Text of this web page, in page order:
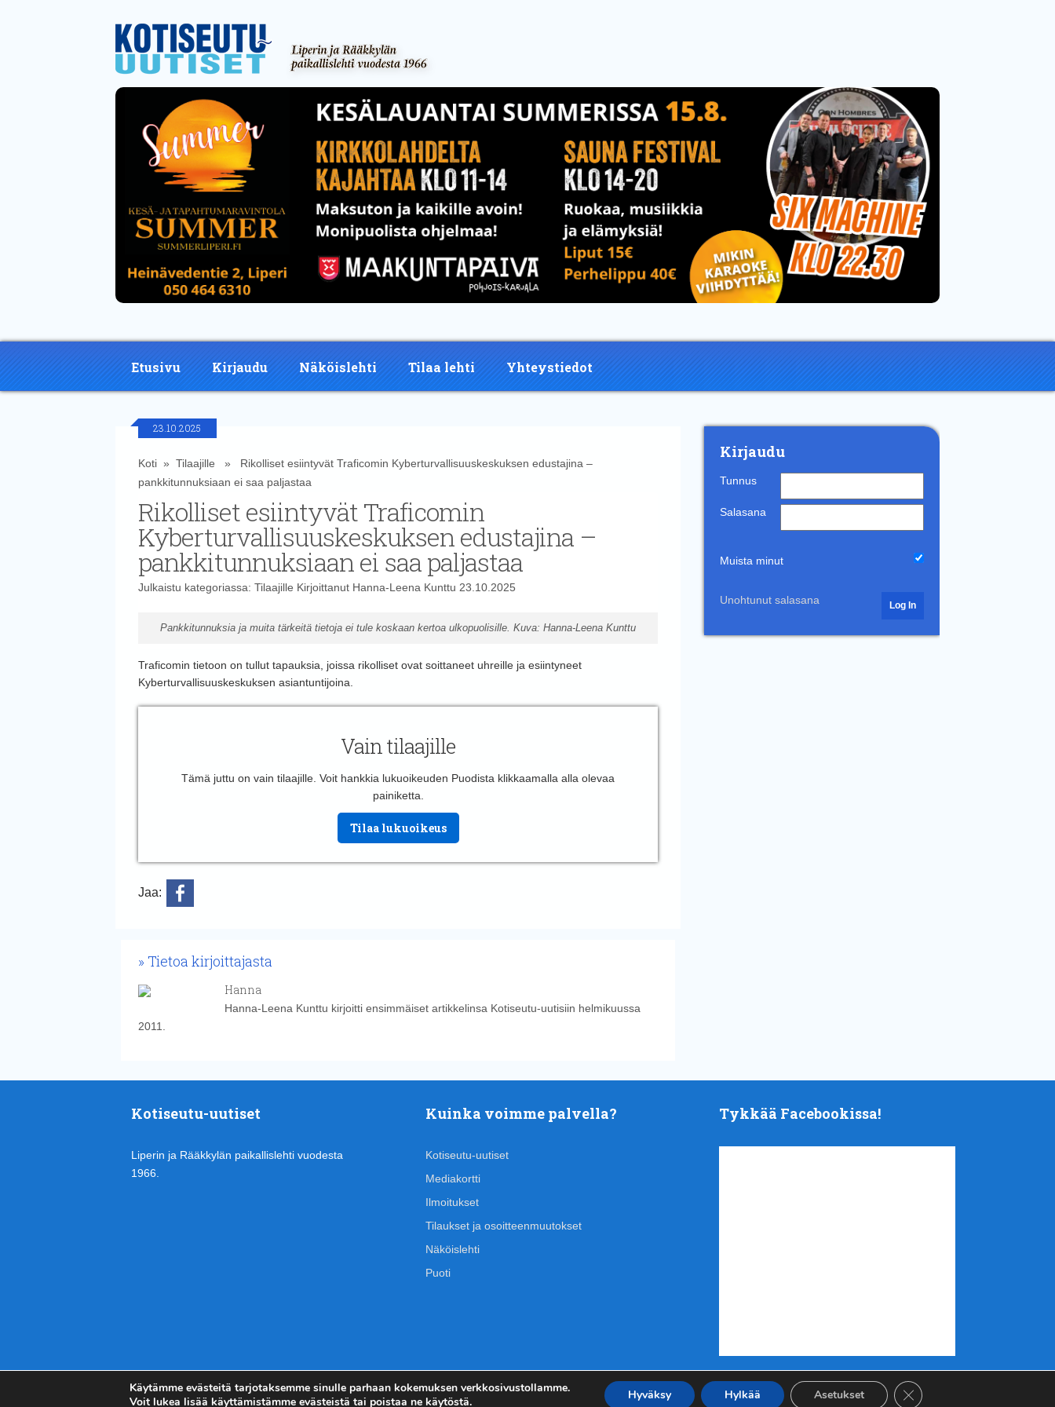
Etusivu Kirjaudu Näköislehti Tilaa lehti Yhteystiedot
23.10.2025
Koti» Tilaajille » Rikolliset esiintyvät Traficomin Kyberturvallisuuskeskuksen edustajina –
pankkitunnuksiaan ei saa paljastaa
Rikolliset esiintyvät Traficomin
Kyberturvallisuuskeskuksen edustajina –
pankkitunnuksiaan ei saa paljastaa
Julkaistu kategoriassa: Tilaajille Kirjoittanut Hanna-Leena Kunttu 23.10.2025
Pankkitunnuksia ja muita tärkeitä tietoja ei tule koskaan kertoa ulkopuolisille. Kuva: Hanna-Leena Kunttu
Traficomin tietoon on tullut tapauksia, joissa rikolliset ovat soittaneet uhreille ja esiintyneet
Kyberturvallisuuskeskuksen asiantuntijoina.
Vain tilaajille
Tämä juttu on vain tilaajille. Voit hankkia lukuoikeuden Puodista klikkaamalla alla olevaa
painiketta.
Tilaa lukuoikeus
Jaa:
Tietoa kirjoittajasta
Hanna
Hanna-Leena Kunttu kirjoitti ensimmäiset artikkelinsa Kotiseutu-uutisiin helmikuussa
2011.
Kirjaudu
Tunnus
Salasana
Muista minut
Unohtunut salasana
Kotiseutu-uutiset
Liperin ja Rääkkylän paikallislehti vuodesta
1966.
Kuinka voimme palvella?
Kotiseutu-uutiset
Mediakortti
Ilmoitukset
Tilaukset ja osoitteenmuutokset
Näköislehti
Puoti
Tykkää Facebookissa!
Käytämme evästeitä tarjotaksemme sinulle parhaan kokemuksen verkkosivustollamme.
Voit lukea lisää käyttämistämme evästeistä tai poistaa ne käytöstä.
Hyväksy Hylkää Asetukset Sulje evästebanneri